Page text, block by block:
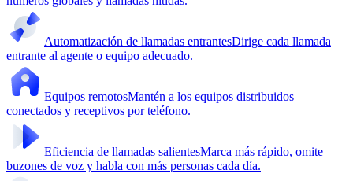
Automatización de llamadas entrantesDirige cada llamada
entrante al agente o equipo adecuado.
Equipos remotosMantén a los equipos distribuidos
conectados y receptivos por teléfono.
Eficiencia de llamadas salientesMarca más rápido, omite
buzones de voz y habla con más personas cada día.